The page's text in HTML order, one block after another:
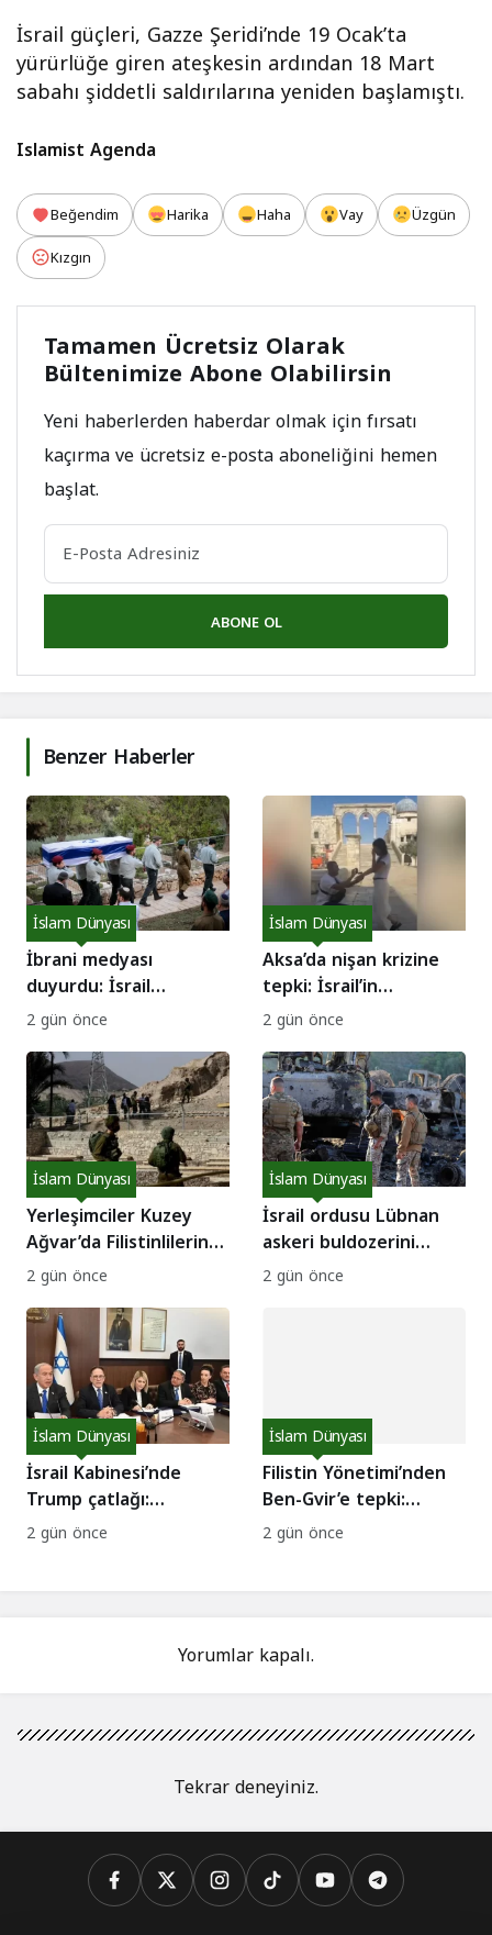
İsrail güçleri, Gazze Şeridi’nde 19 Ocak’ta
yürürlüğe giren ateşkesin ardından 18 Mart
sabahı şiddetli saldırılarına yeniden başlamıştı.
Islamist Agenda
Beğendim Harika Haha Vay
Üzgün
Kızgın
Tamamen Ücretsiz Olarak
Bültenimize Abone Olabilirsin
Yeni haberlerden haberdar olmak için fırsatı
kaçırma ve ücretsiz e-posta aboneliğini hemen
başlat.
ABONE OL
Benzer Haberler
İbrani medyası
duyurdu: İsrail
ordusunda bu hafta 3
asker intihar etti!
İslam Dünyası
2 gün önce
Aksa’da nişan krizine
tepki: İsrail’in
egemenlik dayatması
mı?
İslam Dünyası
2 gün önce
Yerleşimciler Kuzey
Ağvar’da Filistinlilerin
evlerine saldırdı!
İslam Dünyası
2 gün önce
İsrail ordusu Lübnan
askeri buldozerini
hedef aldı: 1 asker
yaralı!
İslam Dünyası
2 gün önce
İsrail Kabinesi’nde
Trump çatlağı:
Saldırılara devam
edilsin çağrısı!
İslam Dünyası
2 gün önce
Filistin Yönetimi’nden
Ben-Gvir’e tepki:
Kızılhaç yasağına
kınama!
İslam Dünyası
2 gün önce
Yorumlar kapalı.
Tekrar deneyiniz.